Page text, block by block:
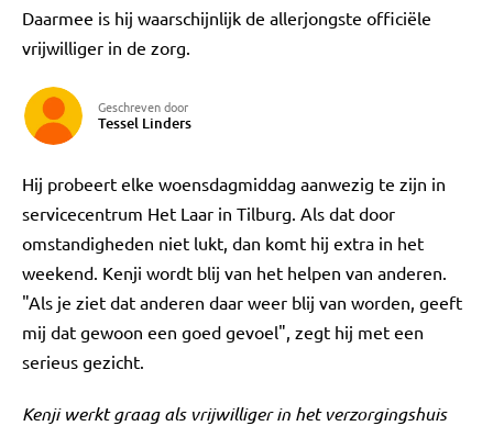
Daarmee is hij waarschijnlijk de allerjongste officiële
vrijwilliger in de zorg.
Geschreven door
Tessel Linders
Hij probeert elke woensdagmiddag aanwezig te zijn in
servicecentrum Het Laar in Tilburg. Als dat door
omstandigheden niet lukt, dan komt hij extra in het
weekend. Kenji wordt blij van het helpen van anderen.
"Als je ziet dat anderen daar weer blij van worden, geeft
mij dat gewoon een goed gevoel", zegt hij met een
serieus gezicht.
Kenji werkt graag als vrijwilliger in het verzorgingshuis